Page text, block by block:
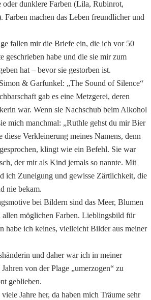
oder dunklere Farben (Lila, Rubinrot,
Farben machen das Leben freundlicher und
fallen mir die Briefe ein, die ich vor 50
geschrieben habe und die sie mir zum
hat – bevor sie gestorben ist.
& Garfunkel: „The Sound of Silence“
gab es eine Metzgerei, deren
war. Wenn sie Nachschub beim Alkohol
mich manchmal: „Ruthle gehst du mir Bier
diese Verkleinerung meines Namens, denn
klingt wie ein Befehl. Sie war
der mir als Kind jemals so nannte. Mit
ich Zuneigung und gewisse Zärtlichkeit, die
nie bekam.
bei Bildern sind das Meer, Blumen
allen möglichen Farben. Lieblingsbild für
habe ich keines, vielleicht Bilder aus meiner
und daher war ich in meiner
von der Plage „umerzogen“ zu
geblieben.
Jahre her, da haben mich Träume sehr